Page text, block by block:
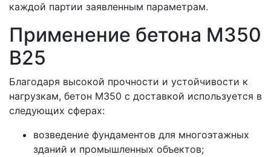
каждой партии заявленным параметрам.
Применение бетона М350
В25
Благодаря высокой прочности и устойчивости к
нагрузкам, бетон М350 с доставкой используется в
следующих сферах:
возведение фундаментов для многоэтажных
зданий и промышленных объектов;